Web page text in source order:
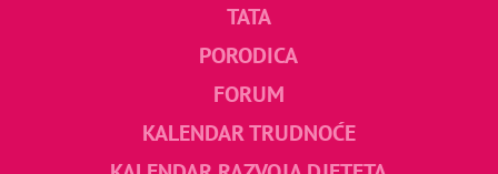
TATA
PORODICA
FORUM
KALENDAR TRUDNOĆE